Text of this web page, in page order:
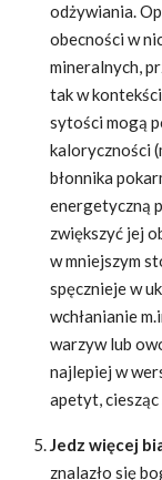
odżywiania.
obecności w
mineralnych,
tak w
sytości mogą
kaloryczności
błonnika
energetyczną
zwiększyć jej
w mniejszym
spęcznieje w
wchłanianie
warzyw lub
najlepiej w
apetyt, ciesząc
Jedz więcej
znalazło się